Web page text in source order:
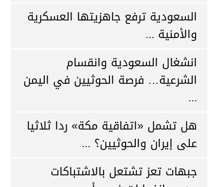
السعودية ترفع جاهزيتها العسكرية
والأمنية ...
انشغال السعودية وانقسام
الشرعية… فرصة الحوثيين في اليمن
...
هل تشمل «اتفاقية مكة» ردا ثلاثيا
على إيران والحوثيين؟ ...
جبهات تعز تشتعل بالاشتباكات